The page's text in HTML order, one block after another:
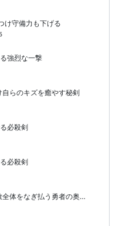
け守備力も下げる
強烈な一撃
らのキズを癒やす秘剣
必殺剣
必殺剣
稲妻のやいばで敵全体をなぎ払う勇者の奥義